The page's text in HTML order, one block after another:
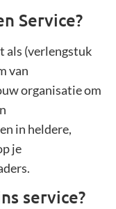
Service?
als (verlengstuk
van
organisatie om
in heldere,
je
service?